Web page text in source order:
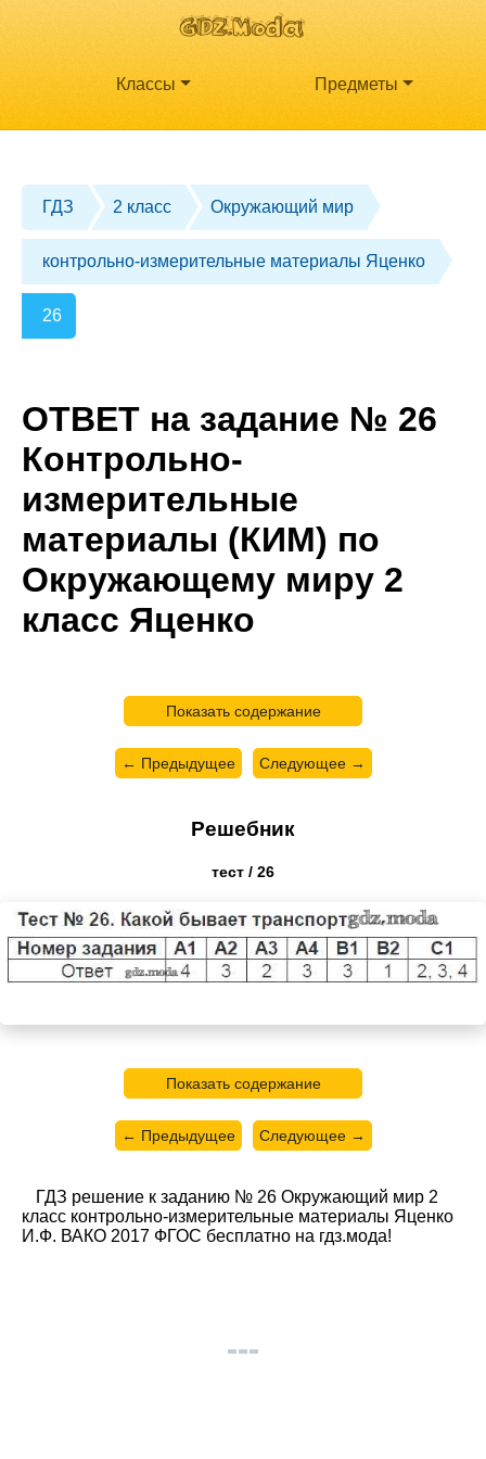
Классы Предметы
ГДЗ 2 класс Окружающий мир
контрольно-измерительные материалы Яценко
26
ОТВЕТ на задание № 26
Контрольно-
измерительные
материалы (КИМ) по
Окружающему миру 2
класс Яценко
Показать содержание
← Предыдущее Следующее →
Решебник
тест / 26
Показать содержание
← Предыдущее Следующее →
ГДЗ решение к заданию № 26 Окружающий мир 2
класс контрольно-измерительные материалы Яценко
И.Ф. ВАКО 2017 ФГОС бесплатно на гдз.мода!